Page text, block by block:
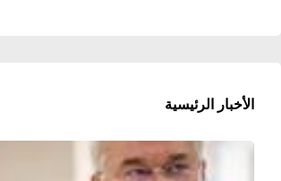
الأخبار الرئيسية